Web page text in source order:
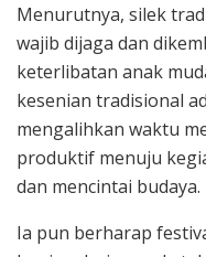
Menurutnya, silek
wajib dijaga dan
keterlibatan anak
kesenian tradisional
mengalihkan waktu
produktif menuju
dan mencintai budaya.
Ia pun berharap